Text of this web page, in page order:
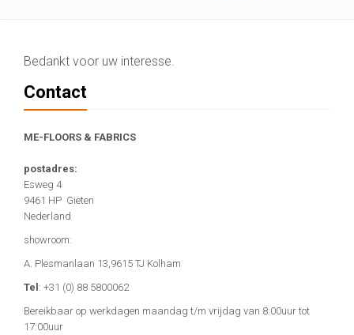
Bedankt voor uw interesse.
Contact
ME-FLOORS & FABRICS
postadres:
Esweg 4
9461 HP Gieten
Nederland
showroom:
A. Plesmanlaan 13,9615 TJ Kolham
Tel : +31 (0) 88 5800062
Bereikbaar op werkdagen maandag t/m vrijdag van 8:00uur tot
17:00uur